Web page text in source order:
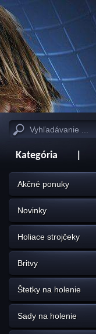
Kategória
Akčné ponuky
Novinky
Holiace strojčeky
Britvy
Štetky na holenie
Sady na holenie